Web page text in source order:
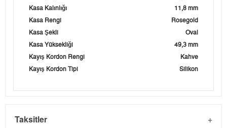
Kasa Kalınlığı
11,8 mm
Kasa Rengi
Rosegold
Kasa Şekli
Oval
Kasa Yüksekliği
49,3 mm
Kayış Kordon Rengi
Kahve
Kayış Kordon Tipi
Silikon
Taksitler